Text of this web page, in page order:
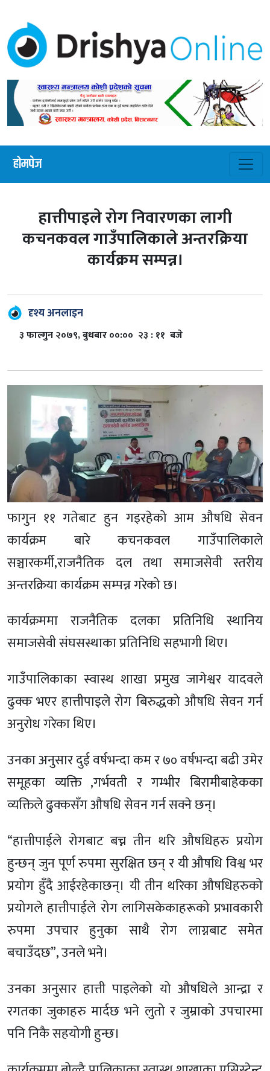
होमपेज
हात्तीपाइले रोग निवारणका लागी
कचनकवल गाउँपालिकाले अन्तरक्रिया
कार्यक्रम सम्पन्न।
दृश्य अनलाइन
३ फाल्गुन २०७९, बुधबार ००:०० २३ : ११ बजे
फागुन ११ गतेबाट हुन गइरहेको आम औषधि सेवन
कार्यक्रम बारे कचनकवल गाउँपालिकाले
सञ्चारकर्मी,राजनैतिक दल तथा समाजसेवी स्तरीय
अन्तरक्रिया कार्यक्रम सम्पन्न गरेको छ।
कार्यक्रममा राजनैतिक दलका प्रतिनिधि स्थानिय
समाजसेवी संघसस्थाका प्रतिनिधि सहभागी थिए।
गाउँपालिकाका स्वास्थ शाखा प्रमुख जागेश्वर यादवले
ढुक्क भएर हात्तीपाइले रोग बिरुद्धको औषधि सेवन गर्न
अनुरोध गरेका थिए।
उनका अनुसार दुई वर्षभन्दा कम र ७० वर्षभन्दा बढी उमेर
समूहका व्यक्ति ,गर्भवती र गम्भीर बिरामीबाहेकका
व्यक्तिले ढुक्कसँग औषधि सेवन गर्न सक्ने छन्।
“हात्तीपाईले रोगबाट बच्न तीन थरि औषधिहरु प्रयोग
हुन्छन् जुन पूर्ण रुपमा सुरक्षित छन् र यी औषधि विश्व भर
प्रयोग हुँदै आईरहेकाछन्। यी तीन थरिका औषधिहरुको
प्रयोगले हात्तीपाईले रोग लागिसकेकाहरूको प्रभावकारी
रुपमा उपचार हुनुका साथै रोग लाग्नबाट समेत
बचाउँदछ”, उनले भने।
उनका अनुसार हात्ती पाइलेको यो औषधिले आन्द्रा र
रगतका जुकाहरु मार्दछ भने लुतो र जुम्राको उपचारमा
पनि निकै सहयोगी हुन्छ।